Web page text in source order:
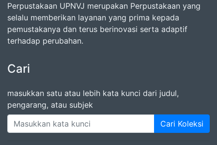
Perpustakaan UPNVJ merupakan Perpustakaan yang
selalu memberikan layanan yang prima kepada
pemustakanya dan terus berinovasi serta adaptif
terhadap perubahan.
Cari
masukkan satu atau lebih kata kunci dari judul,
pengarang, atau subjek
Cari Koleksi